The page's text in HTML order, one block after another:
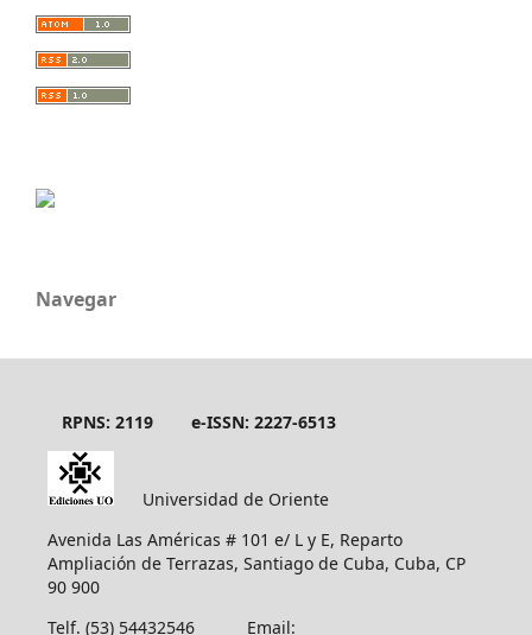
Navegar
RPNS: 2119 e-ISSN: 2227-6513
Universidad de Oriente
Avenida Las Américas # 101 e/ L y E, Reparto
Ampliación de Terrazas, Santiago de Cuba, Cuba, CP
90 900
Telf. (53) 54432546 Email: